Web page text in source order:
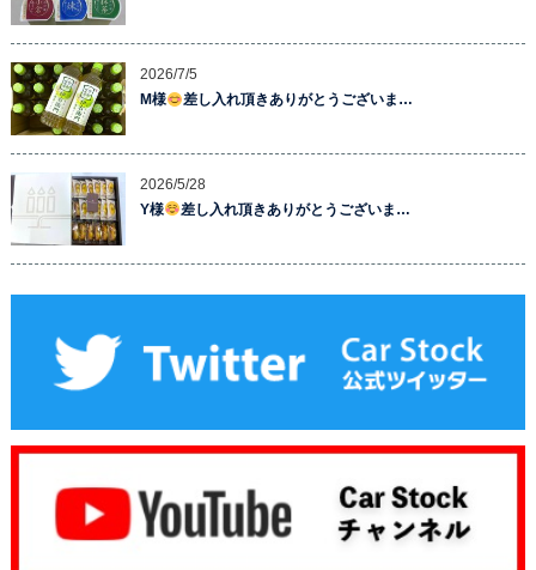
2026/7/5
M様
差し入れ頂きありがとうございま…
2026/5/28
Y様
差し入れ頂きありがとうございま…